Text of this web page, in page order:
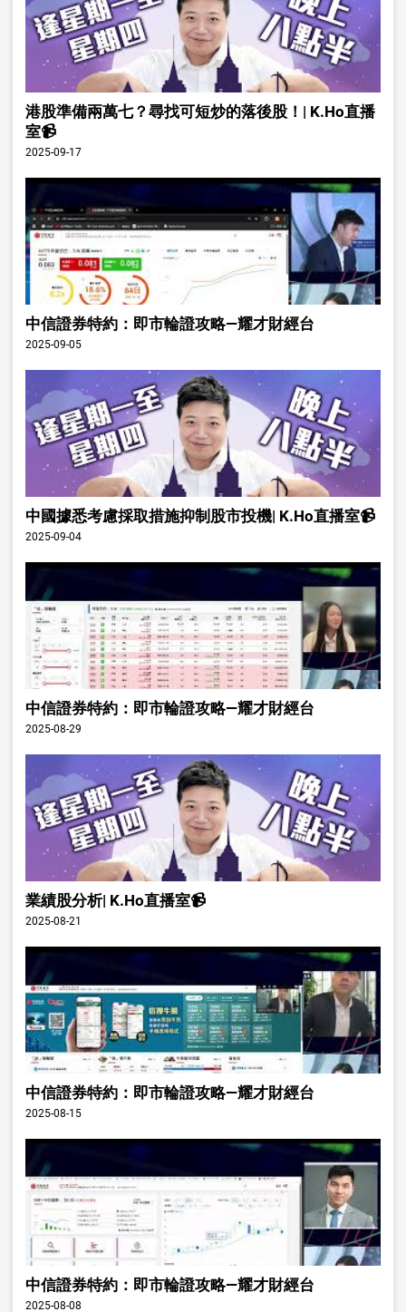
港股準備兩萬七？尋找可短炒的落後股！| K.Ho直播
室📹
2025-09-17
中信證券特約：即市輪證攻略—耀才財經台
2025-09-05
中國據悉考慮採取措施抑制股市投機| K.Ho直播室📹
2025-09-04
中信證券特約：即市輪證攻略—耀才財經台
2025-08-29
業績股分析| K.Ho直播室📹
2025-08-21
中信證券特約：即市輪證攻略—耀才財經台
2025-08-15
中信證券特約：即市輪證攻略—耀才財經台
2025-08-08